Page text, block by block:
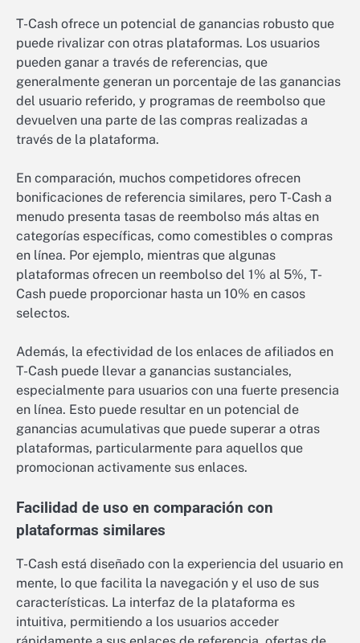
T-Cash ofrece un potencial de ganancias robusto que
puede rivalizar con otras plataformas. Los usuarios
pueden ganar a través de referencias, que
generalmente generan un porcentaje de las ganancias
del usuario referido, y programas de reembolso que
devuelven una parte de las compras realizadas a
través de la plataforma.
En comparación, muchos competidores ofrecen
bonificaciones de referencia similares, pero T-Cash a
menudo presenta tasas de reembolso más altas en
categorías específicas, como comestibles o compras
en línea. Por ejemplo, mientras que algunas
plataformas ofrecen un reembolso del 1% al 5%, T-
Cash puede proporcionar hasta un 10% en casos
selectos.
Además, la efectividad de los enlaces de afiliados en
T-Cash puede llevar a ganancias sustanciales,
especialmente para usuarios con una fuerte presencia
en línea. Esto puede resultar en un potencial de
ganancias acumulativas que puede superar a otras
plataformas, particularmente para aquellos que
promocionan activamente sus enlaces.
Facilidad de uso en comparación con
plataformas similares
T-Cash está diseñado con la experiencia del usuario en
mente, lo que facilita la navegación y el uso de sus
características. La interfaz de la plataforma es
intuitiva, permitiendo a los usuarios acceder